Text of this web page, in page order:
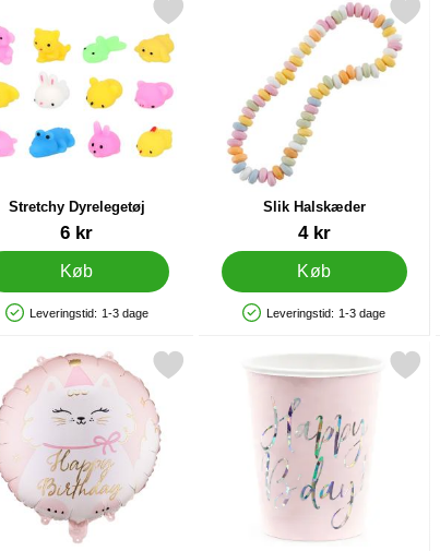
favorit
Stretchy Dyrelegetøj
6 kr
Køb
Produkttilgængelighed: På lager
Leveringstid: 1-3 dage
Markér stretchy Dyrelegetøj som favorit
Slik Halskæder
4 kr
Køb
Produkttilgængelighed: På lager
Leveringstid: 1-3 dage
Markér slik
folieballon Happy Birthday Kat 35 cm som favorit
Markér happy B'Day Krus